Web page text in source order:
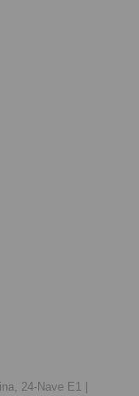
24-Nave E1 |